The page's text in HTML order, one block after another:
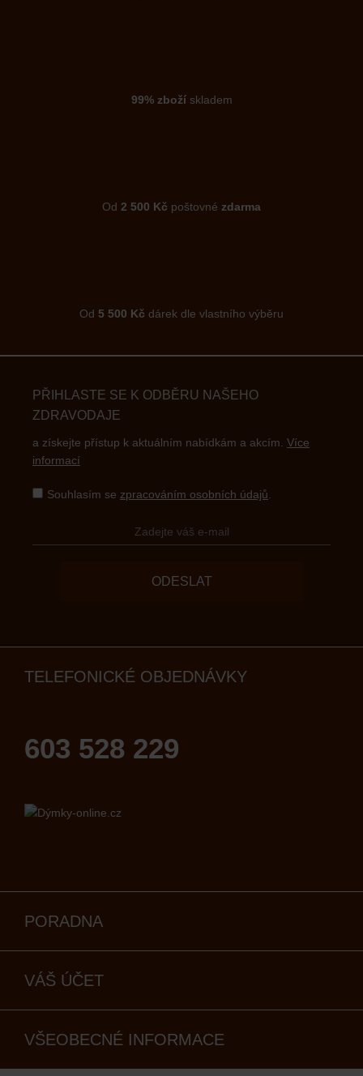
99% zbožískladem
Od 2 500 Kč poštovné zdarma
Od 5 500 Kč dárek dle vlastního výběru
PŘIHLASTE SE K ODBĚRU NAŠEHO
ZDRAVODAJE
a získejte přístup k aktuálním nabídkám a akcím. Více
informací
Souhlasím se zpracováním osobních údajů
ODESLAT
TELEFONICKÉ OBJEDNÁVKY
603 528 229
PORADNA
VÁŠ ÚČET
VŠEOBECNÉ INFORMACE